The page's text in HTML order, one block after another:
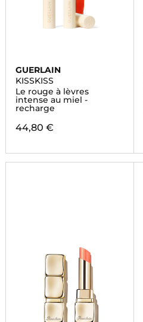
GUERLAIN
KISSKISS
Le rouge à lèvres
intense au miel -
recharge
44,80 €